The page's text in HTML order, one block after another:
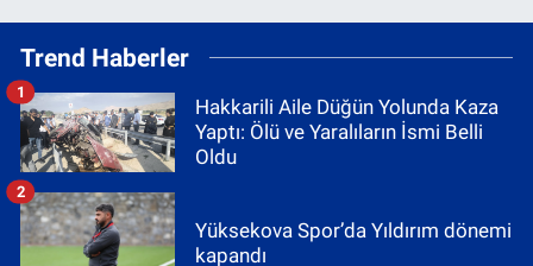
Trend Haberler
Hakkarili Aile Düğün Yolunda Kaza
Yaptı: Ölü ve Yaralıların İsmi Belli
Oldu
1
Yüksekova Spor’da Yıldırım dönemi
kapandı
2